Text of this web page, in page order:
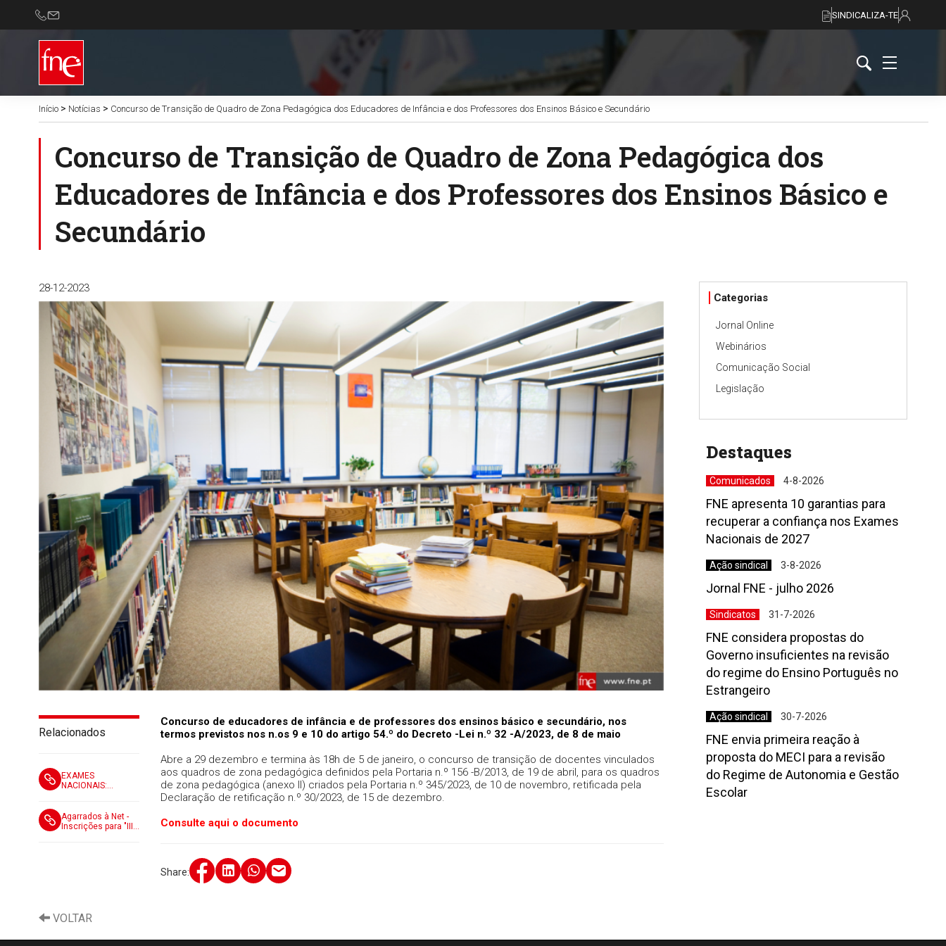
SINDICALIZA-TE
Início > Notícias > Concurso de Transição de Quadro de Zona Pedagógica dos Educadores de Infância e dos Professores dos Ensinos Básico e Secundário
Concurso de Transição de Quadro de Zona Pedagógica dos
Educadores de Infância e dos Professores dos Ensinos Básico e
Secundário
28-12-2023
Relacionados
EXAMES
NACIONAIS:
extraordinário exige
justiça,
Agarrados à Net -
Inscrições para "III
Concurso de educadores de infância e de professores dos ensinos básico e secundário, nos
termos previstos nos n.os 9 e 10 do artigo 54.º do Decreto -Lei n.º 32 -A/2023, de 8 de maio
Abre a 29 dezembro e termina às 18h de 5 de janeiro, o concurso de transição de docentes vinculados
aos quadros de zona pedagógica definidos pela Portaria n.º 156 -B/2013, de 19 de abril, para os quadros
de zona pedagógica (anexo II) criados pela Portaria n.º 345/2023, de 10 de novembro, retificada pela
Declaração de retificação n.º 30/2023, de 15 de dezembro.
Consulte aqui o documento
Share:
VOLTAR
Categorias
Jornal Online
Webinários
Comunicação Social
Legislação
Destaques
Comunicados 4-8-2026
FNE apresenta 10 garantias para
recuperar a confiança nos Exames
Nacionais de 2027
Ação sindical 3-8-2026
Jornal FNE - julho 2026
Sindicatos 31-7-2026
FNE considera propostas do
Governo insuficientes na revisão
do regime do Ensino Português no
Estrangeiro
Ação sindical 30-7-2026
FNE envia primeira reação à
proposta do MECI para a revisão
do Regime de Autonomia e Gestão
Escolar